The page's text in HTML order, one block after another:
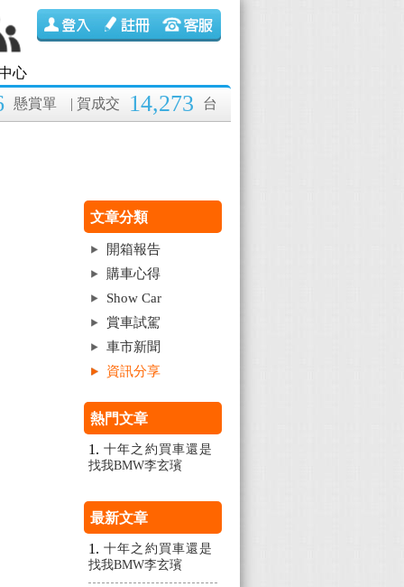
心
| 賀成交
14,273 台
懸賞單
文章分類
開箱報告
購車心得
Show Car
賞車試駕
車市新聞
資訊分享
熱門文章
十年之約買車還是
找我BMW李玄璸
最新文章
十年之約買車還是
找我BMW李玄璸